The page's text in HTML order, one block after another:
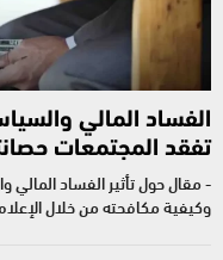
الفساد المالي
تفقد المجتمعات
- مقال حول تأثير الفساد المالي
وكيفية مكافحته من خلال